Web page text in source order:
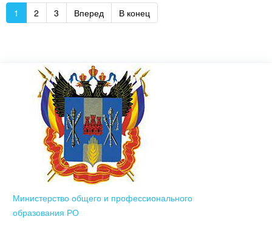
1 2 3 Вперед В конец
Министерство общего и профессионального
образования РО